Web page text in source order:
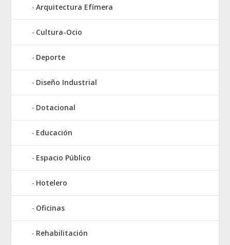
Arquitectura Efímera
Cultura-Ocio
Deporte
Diseño Industrial
Dotacional
Educación
Espacio Público
Hotelero
Oficinas
Rehabilitación